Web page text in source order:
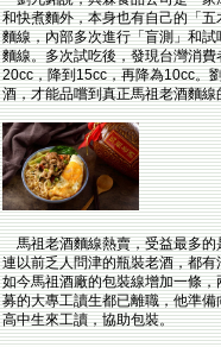
和快煮麵外，本身也有自己的「
麵線，內部多次進行「盲測」和
麵線。多次試吃後，發現台灣消
20cc，降到15cc，再降為10cc。
酒，才能品嚐到真正馬祖老酒麵線
馬祖老酒麵線熱賣，受益最多的
連以前乏人問津的瓶裝老酒，都
如今馬祖酒廠的包裝線增加一條
募的大專工讀生都已離職，他準
高中生來工讀，協助包裝。